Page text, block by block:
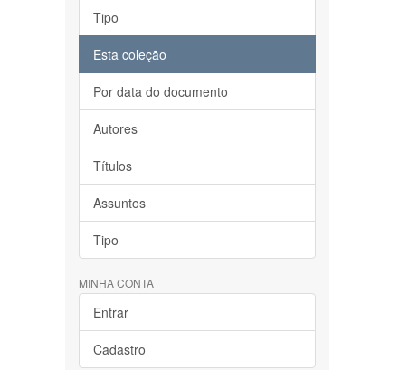
Tipo
Esta coleção
Por data do documento
Autores
Títulos
Assuntos
Tipo
MINHA CONTA
Entrar
Cadastro